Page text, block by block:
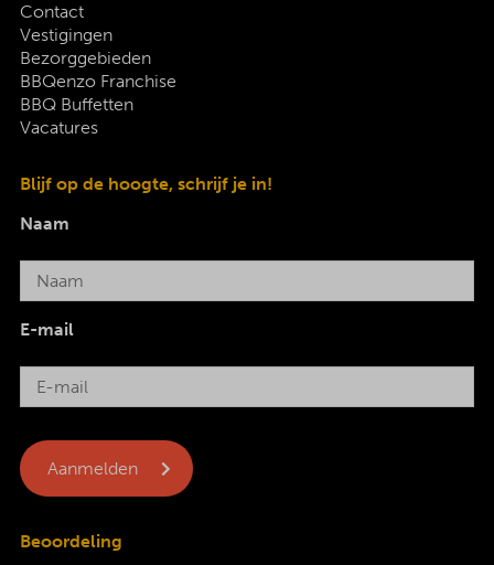
Contact
Vestigingen
Bezorggebieden
BBQenzo Franchise
BBQ Buffetten
Vacatures
Blijf op de hoogte, schrijf je in!
Naam
E-mail
Beoordeling